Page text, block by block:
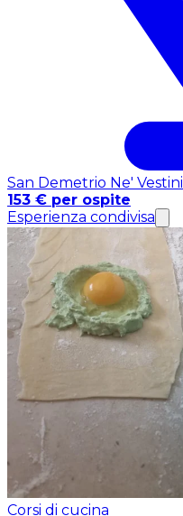
San Demetrio Ne' Vestini
153 € per ospite
Esperienza condivisa
Corsi di cucina